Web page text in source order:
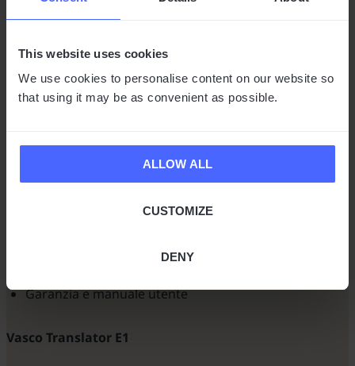
This website uses cookies
We use cookies to personalise content on our website so
that using it may be as convenient as possible.
ALLOW ALL
CUSTOMIZE
DENY
anche quando avviene in due (o più) lingue.
COS'È INCLUSO?
Vasco Translator Q1
Garanzia e manuale utente
Vasco Translator E1